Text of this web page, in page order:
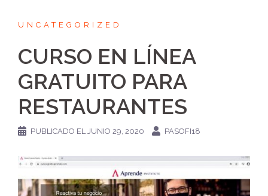
UNCATEGORIZED
CURSO EN LÍNEA
GRATUITO PARA
RESTAURANTES
PUBLICADO ELJUNIO 29, 2020 PASOFI18